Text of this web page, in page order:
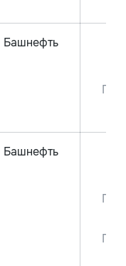
Башнефть
Башнефть